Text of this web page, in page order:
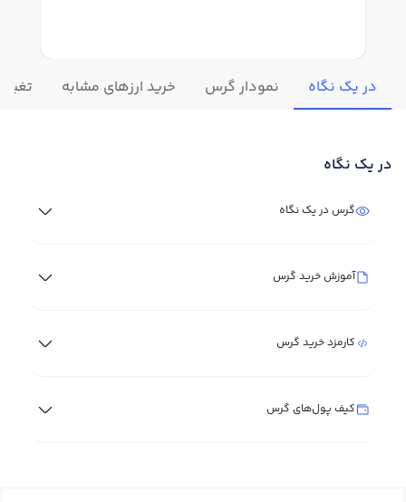
در یک نگاه نمودار گرس خرید ارزهای مشابه
در یک نگاه
گرس در یک نگاه
آموزش خرید گرس
کارمزد خرید گرس
کیف پول‌های گرس